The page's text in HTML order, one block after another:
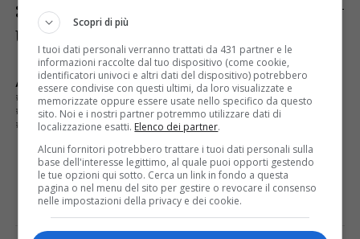
grazie ai fondi dell’8×1000 a favore di UBI –
Unione Buddhista Italiana.
ARGOMENTI CORRELATI:
CARITAS PARROCCHIALE
COMPITI AL MUSEO
FONDAZIONE VALSESIA
METTI UN GIORNO IN ORATORIO
PALAZZO DEI MUSEI
VARALLO
E TU COSA NE PENSI?
Scopri di più
I tuoi dati personali verranno trattati da 431 partner e le
informazioni raccolte dal tuo dispositivo (come cookie,
identificatori univoci e altri dati del dispositivo) potrebbero
essere condivise con questi ultimi, da loro visualizzate e
memorizzate oppure essere usate nello specifico da questo
sito. Noi e i nostri partner potremmo utilizzare dati di
localizzazione esatti. Elenco dei partner.
Alcuni fornitori potrebbero trattare i tuoi dati personali sulla
base dell'interesse legittimo, al quale puoi opporti gestendo
le tue opzioni qui sotto. Cerca un link in fondo a questa
pagina o nel menu del sito per gestire o revocare il consenso
nelle impostazioni della privacy e dei cookie.